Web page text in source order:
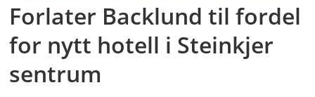
Forlater Backlund til fordel
for nytt hotell i Steinkjer
sentrum